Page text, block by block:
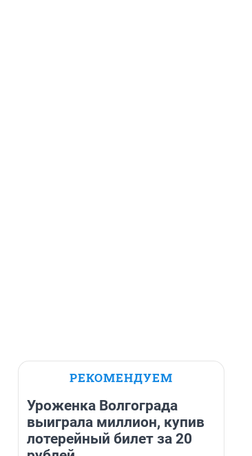
РЕКОМЕНДУЕМ
Уроженка Волгограда
выиграла миллион, купив
лотерейный билет за 20